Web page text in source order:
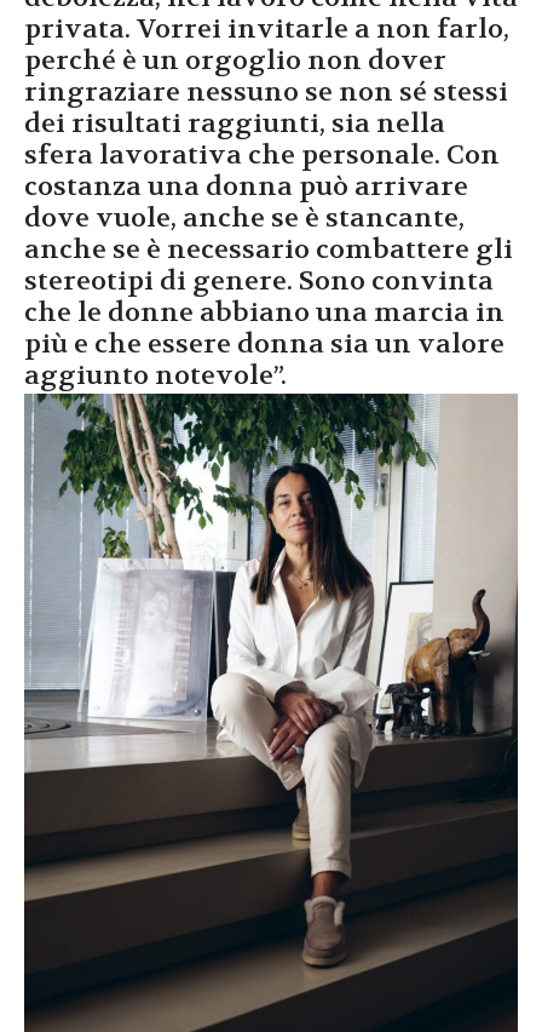
privata. Vorrei invitarle a non farlo,
perché è un orgoglio non dover
ringraziare nessuno se non sé stessi
dei risultati raggiunti, sia nella
sfera lavorativa che personale. Con
costanza una donna può arrivare
dove vuole, anche se è stancante,
anche se è necessario combattere gli
stereotipi di genere. Sono convinta
che le donne abbiano una marcia in
più e che essere donna sia un valore
aggiunto notevole”.